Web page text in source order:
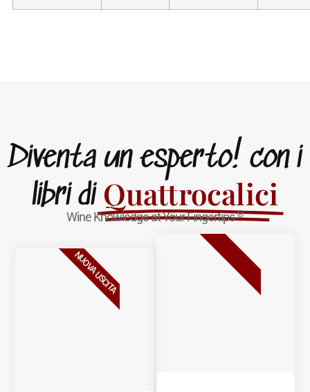
Diventa un esperto! con i
libri di Quattrocalici
Wine Knowledge at Your Fingertips®
NUOVA USCITA BESTSELLER